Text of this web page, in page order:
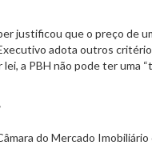
justificou que o preço de
adota outros
lei, a PBH não pode ter uma
do Mercado